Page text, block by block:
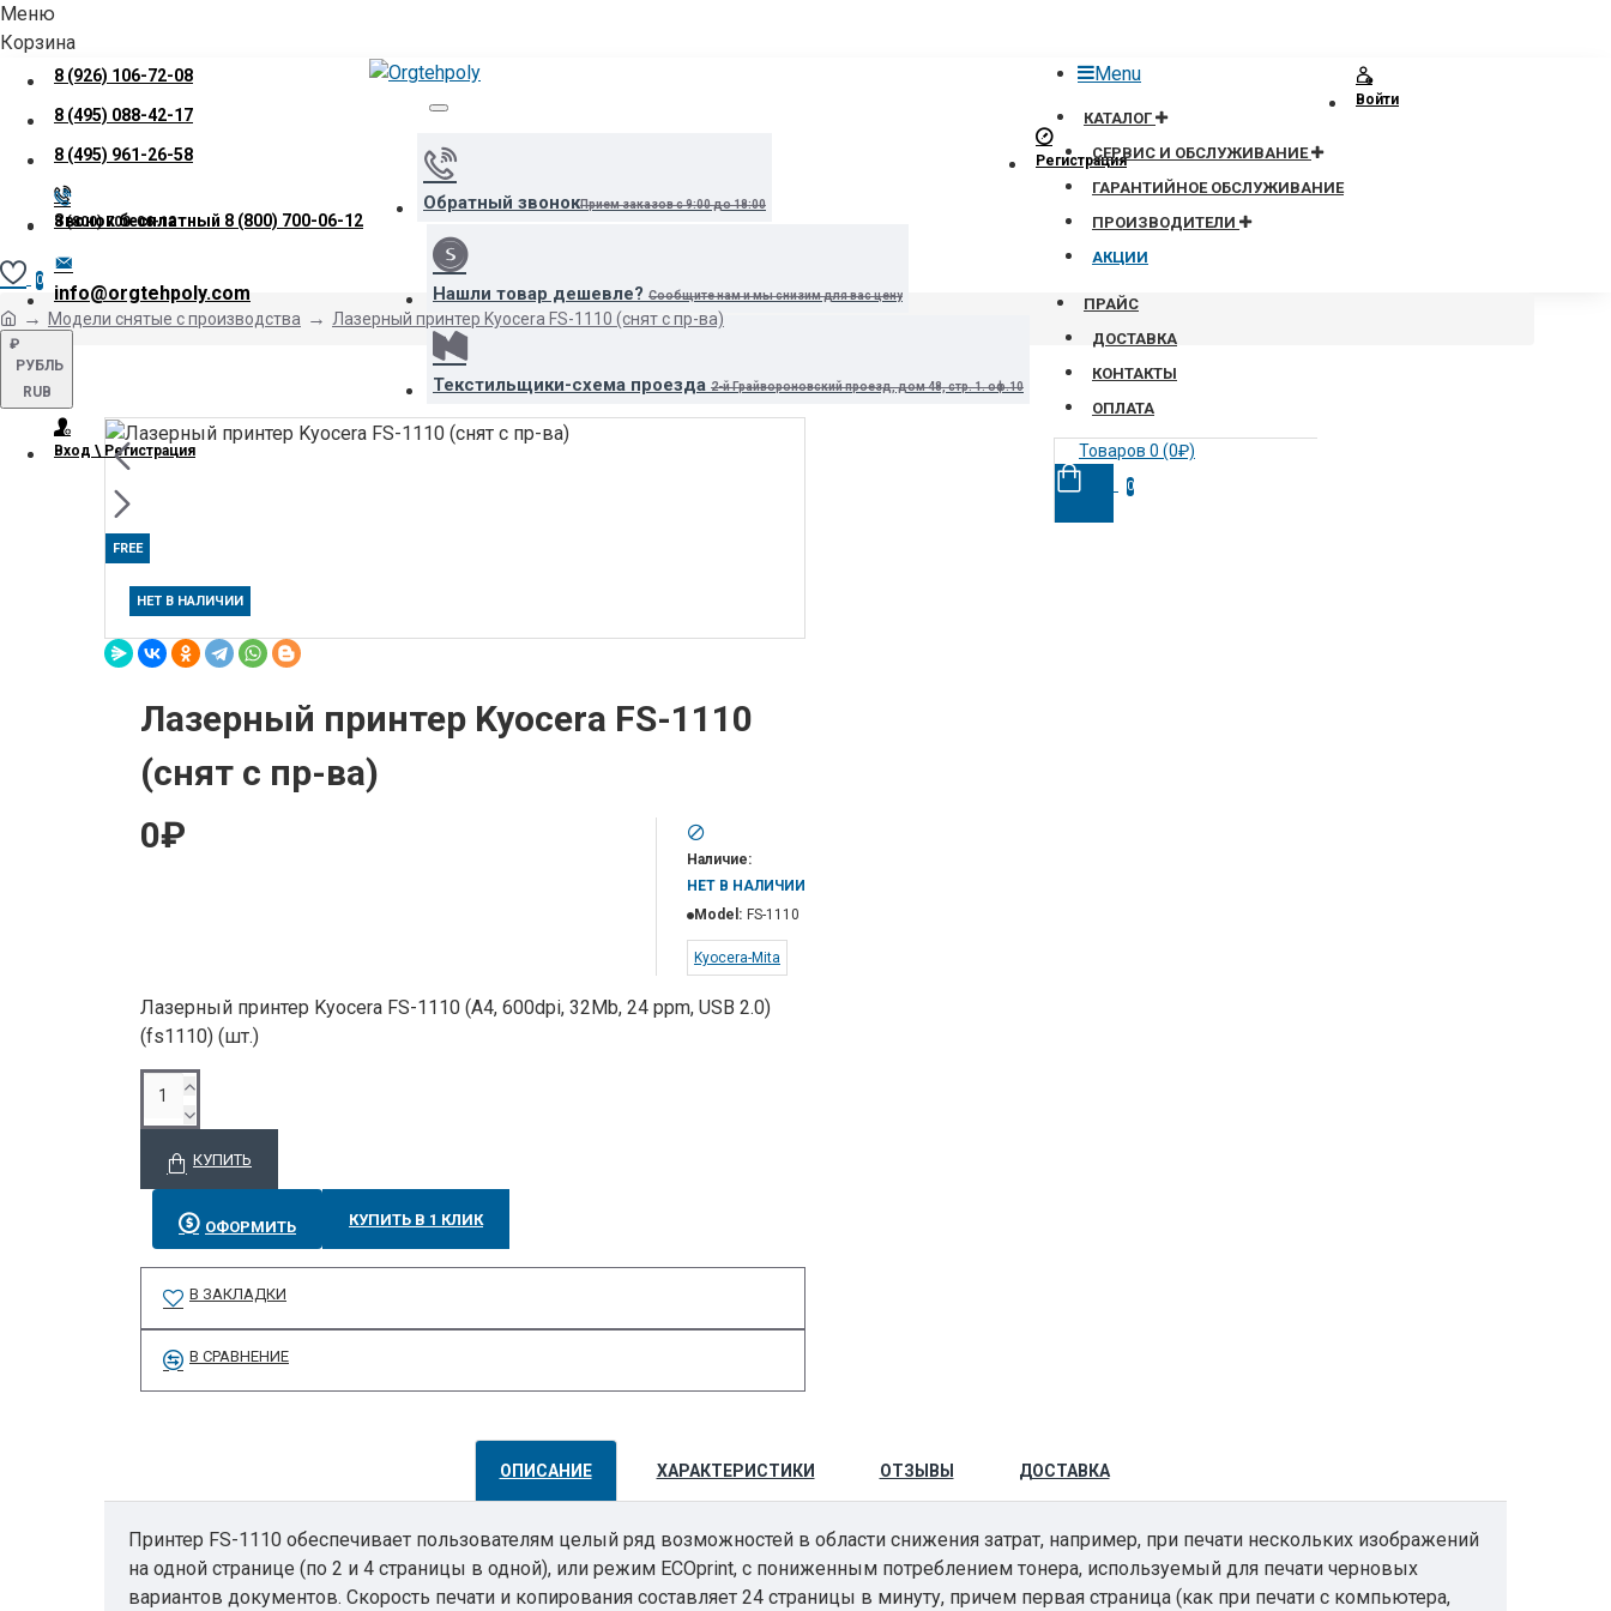
Меню
Корзина
8 (926) 106-72-08
8 (495) 088-42-17
8 (495) 961-26-58
Звонок бесплатный 8 (800) 700-06-12
info@orgtehpoly.com
₽
РУБЛЬ
RUB
Вход \ Регистрация
Обратный звонокПрием заказов с 9:00 до 18:00
Нашли товар дешевле? Сообщите нам и мы снизим для вас цену
Текстильщики-схема проезда 2-й Грайвороновский проезд, дом 48, стр. 1. оф.10
Menu
КАТАЛОГ
СЕРВИС И ОБСЛУЖИВАНИЕ
ГАРАНТИЙНОЕ ОБСЛУЖИВАНИЕ
ПРОИЗВОДИТЕЛИ
АКЦИИ
ПРАЙС
ДОСТАВКА
КОНТАКТЫ
ОПЛАТА
Товаров 0 (0₽)
0
Войти
Регистрация
8 (800) 700-06-12
0
Модели снятые с производства Лазерный принтер Kyocera FS-1110 (снят с пр-ва)
FREE
НЕТ В НАЛИЧИИ
Лазерный принтер Kyocera FS-1110
(снят с пр-ва)
0₽
Наличие:
НЕТ В НАЛИЧИИ
Model: FS-1110
Kyocera-Mita
Лазерный принтер Kyocera FS-1110 (A4, 600dpi, 32Mb, 24 ppm, USB 2.0)
(fs1110) (шт.)
КУПИТЬ
ОФОРМИТЬ КУПИТЬ В 1 КЛИК
В ЗАКЛАДКИ
В СРАВНЕНИЕ
ОПИСАНИЕ ХАРАКТЕРИСТИКИ ОТЗЫВЫ ДОСТАВКА
Принтер FS-1110 обеспечивает пользователям целый ряд возможностей в области снижения затрат, например, при печати нескольких изображений
на одной странице (по 2 и 4 страницы в одной), или режим ECOprint, с пониженным потреблением тонера, используемый для печати черновых
вариантов документов. Скорость печати и копирования составляет 24 страницы в минуту, причем первая страница (как при печати с компьютера,